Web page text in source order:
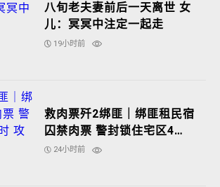
八旬老夫妻前后一天离世 女
儿：冥冥中注定一起走
19小时前
救肉票歼2绑匪｜绑匪租民宿
囚禁肉票 警封锁住宅区4小
时 攻坚救人
24小时前